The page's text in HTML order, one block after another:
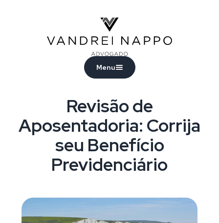
Menu
Revisão de
Aposentadoria: Corrija
seu Benefício
Previdenciário